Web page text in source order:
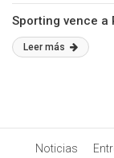
Sporting vence a
Leer más
Noticias